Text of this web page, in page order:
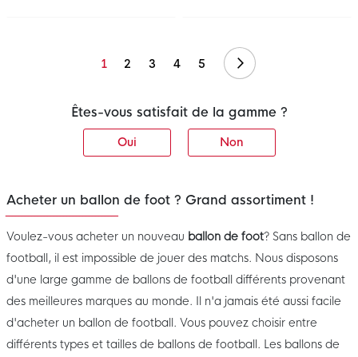
1 2 3 4 5 Suivant
Êtes-vous satisfait de la gamme ?
Oui Non
Acheter un ballon de foot ? Grand assortiment !
Voulez-vous acheter un nouveau ballon de foot? Sans ballon de
football, il est impossible de jouer des matchs. Nous disposons
d'une large gamme de ballons de football différents provenant
des meilleures marques au monde. Il n'a jamais été aussi facile
d'acheter un ballon de football. Vous pouvez choisir entre
différents types et tailles de ballons de football. Les ballons de